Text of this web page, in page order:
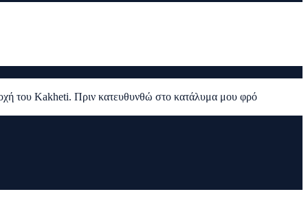
του Kakheti. Πριν κατευθυνθώ στο κατάλυμα μου φρό